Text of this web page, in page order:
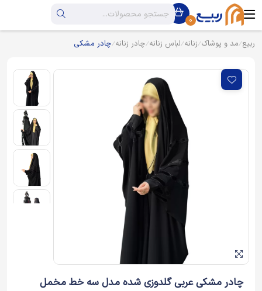
0
ربیع مد و پوشاک زنانه لباس زنانه چادر زنانه چادر مشکی
چادر مشکی عربی گلدوزی شده مدل سه خط مخمل